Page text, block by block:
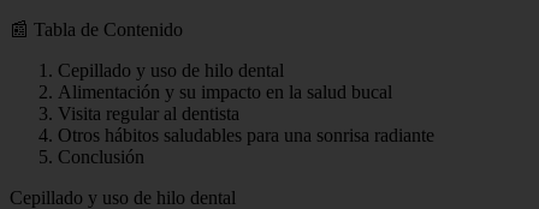
📰 Tabla de Contenido
Cepillado y uso de hilo dental
Alimentación y su impacto en la salud bucal
Visita regular al dentista
Otros hábitos saludables para una sonrisa radiante
Conclusión
Cepillado y uso de hilo dental